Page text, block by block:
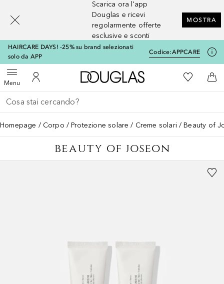
Scarica ora l'app
Douglas e ricevi
regolarmente offerte
esclusive e sconti
MOSTRA
HAIRCARE DAYS! -25% su brand selezionati
solo da APP
Codice:APPCARE
MenuApri menuAl Mio Account
A Douglas HomeAlla Mia
Al
Torna indietro
Esegui ricerca
Homepage Corpo Protezione solare Creme solari Beauty of
[navigation.slideout.screenreader]